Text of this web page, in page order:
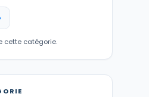
cette catégorie.